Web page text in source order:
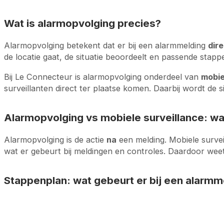
Wat is alarmopvolging precies?
Alarmopvolging betekent dat er bij een alarmmelding
de locatie gaat, de situatie beoordeelt en passende
Bij Le Connecteur is alarmopvolging onderdeel van
surveillanten direct ter plaatse komen. Daarbij wordt
Alarmopvolging vs mobiele surveillance:
Alarmopvolging is de actie na een melding. Mobiele
wat er gebeurt bij meldingen en controles. Daardoor
Stappenplan: wat gebeurt er bij een